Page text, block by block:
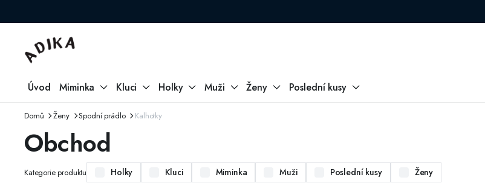
Úvod Miminka Kluci Holky Muži Ženy Poslední kusy
Domů Ženy Spodní prádlo Kalhotky
Obchod
Kategorie produktu Holky Kluci Miminka Muži Poslední kusy Ženy